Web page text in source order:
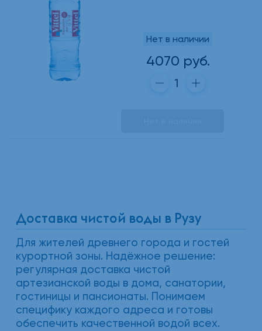
Нет в наличии
4070 руб.
Доставка чистой воды в Рузу
Для жителей древнего города и гостей
курортной зоны. Надёжное решение:
регулярная доставка чистой
артезианской воды в дома, санатории,
гостиницы и пансионаты. Понимаем
специфику каждого адреса и готовы
обеспечить качественной водой всех.